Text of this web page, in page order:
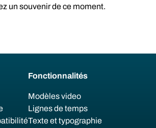
un souvenir de ce moment.
Fonctionnalités
Modèles video
Lignes de temps
Texte et typographie